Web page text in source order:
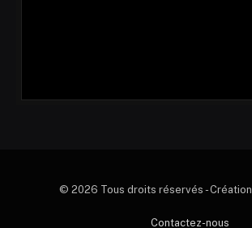
© 2026 Tous droits réservés - Création
Contactez-nous